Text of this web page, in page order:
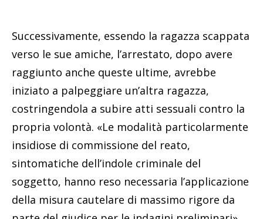
Successivamente, essendo la ragazza scappata
verso le sue amiche, l’arrestato, dopo avere
raggiunto anche queste ultime, avrebbe
iniziato a palpeggiare un’altra ragazza,
costringendola a subire atti sessuali contro la
propria volontà. «Le modalità particolarmente
insidiose di commissione del reato,
sintomatiche dell’indole criminale del
soggetto, hanno reso necessaria l’applicazione
della misura cautelare di massimo rigore da